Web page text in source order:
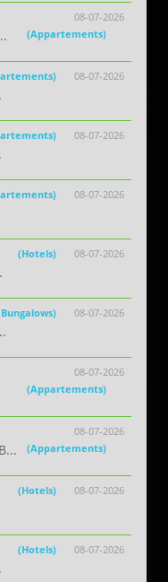
08-07-2026
(Appartements)
08-07-2026
08-07-2026
08-07-2026
08-07-2026
(Hotels)
08-07-2026
08-07-2026
(Appartements)
08-07-2026
(Appartements)
08-07-2026
(Hotels)
08-07-2026
(Hotels)